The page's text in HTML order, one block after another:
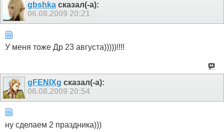
gbshka сказал(-а):
06.08.2009 20:21
У меня тоже Др 23 августа)))))!!!!
gFENIXg сказал(-а):
06.08.2009 20:54
ну сделаем 2 праздника)))